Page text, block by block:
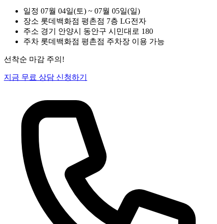
일정 07월 04일(토) ~ 07월 05일(일)
장소 롯데백화점 평촌점 7층 LG전자
주소 경기 안양시 동안구 시민대로 180
주차 롯데백화점 평촌점 주차장 이용 가능
선착순 마감 주의!
지금 무료 상담 신청하기